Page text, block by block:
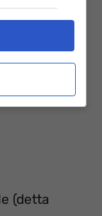
(detta